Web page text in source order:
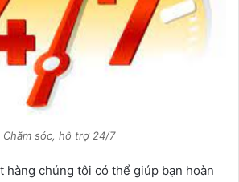
Chăm sóc, hỗ trợ 24/7
hàng chúng tôi có thể giúp bạn hoàn